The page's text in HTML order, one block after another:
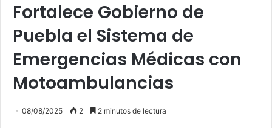
Fortalece Gobierno de
Puebla el Sistema de
Emergencias Médicas con
Motoambulancias
08/08/2025 2 2 minutos de lectura